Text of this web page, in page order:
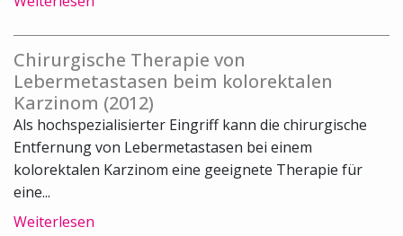
Chirurgische Therapie von
Lebermetastasen beim kolorektalen
Karzinom (2012)
Als hochspezialisierter Eingriff kann die chirurgische
Entfernung von Lebermetastasen bei einem
kolorektalen Karzinom eine geeignete Therapie für
eine...
Weiterlesen